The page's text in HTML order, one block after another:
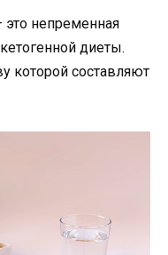
это непременная
диеты.
которой составляют